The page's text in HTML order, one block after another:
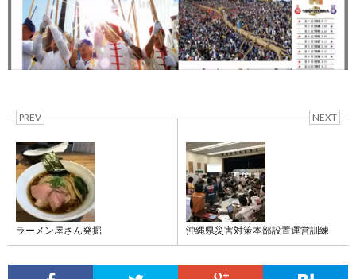
PREV
ラーメン屋さん発掘
NEXT
沖縄県災害対策本部設置運営訓練